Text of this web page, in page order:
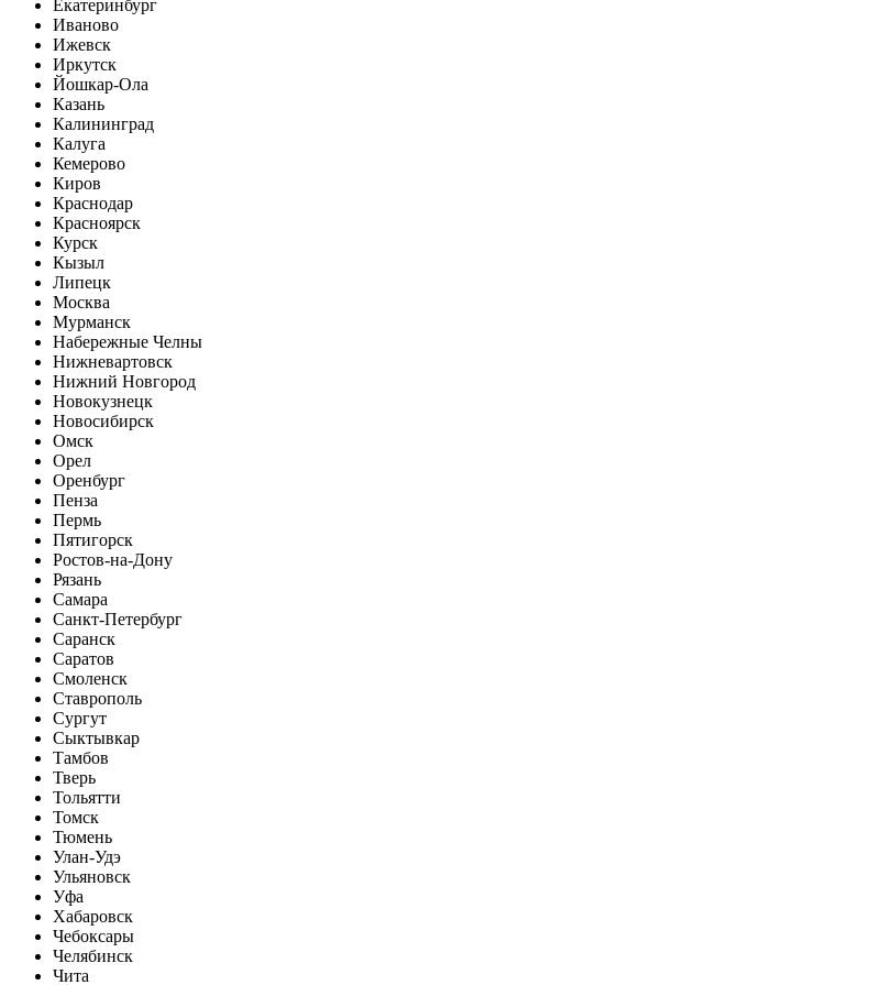
Екатеринбург
Иваново
Ижевск
Иркутск
Йошкар-Ола
Казань
Калининград
Калуга
Кемерово
Киров
Краснодар
Красноярск
Курск
Кызыл
Липецк
Москва
Мурманск
Набережные Челны
Нижневартовск
Нижний Новгород
Новокузнецк
Новосибирск
Омск
Орел
Оренбург
Пенза
Пермь
Пятигорск
Ростов-на-Дону
Рязань
Самара
Санкт-Петербург
Саранск
Саратов
Смоленск
Ставрополь
Сургут
Сыктывкар
Тамбов
Тверь
Тольятти
Томск
Тюмень
Улан-Удэ
Ульяновск
Уфа
Хабаровск
Чебоксары
Челябинск
Чита